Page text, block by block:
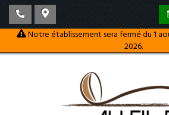
Notre établissement sera fermé du 1
2026.